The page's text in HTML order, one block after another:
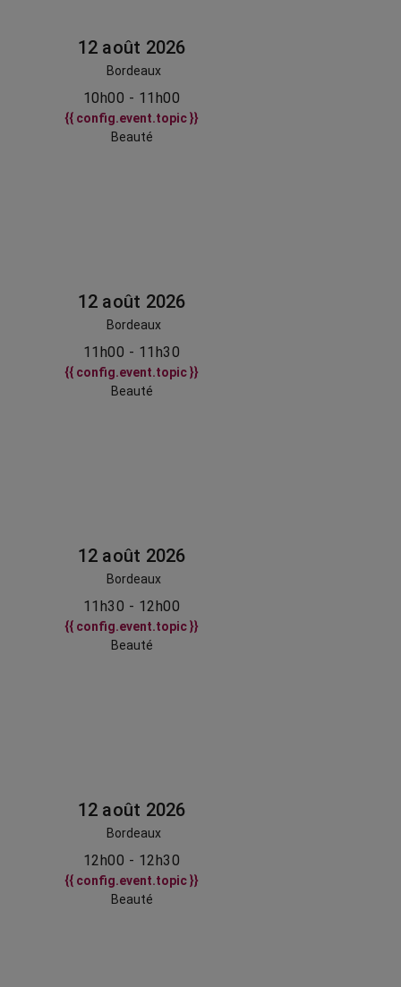
12 août 2026
Bordeaux
10h00 - 11h00
{{ config.event.topic }}
Beauté
12 août 2026
Bordeaux
11h00 - 11h30
{{ config.event.topic }}
Beauté
12 août 2026
Bordeaux
11h30 - 12h00
{{ config.event.topic }}
Beauté
12 août 2026
Bordeaux
12h00 - 12h30
{{ config.event.topic }}
Beauté